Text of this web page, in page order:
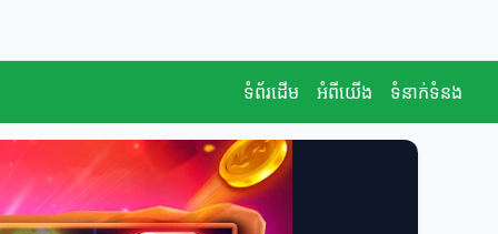
ទំព័រដើម អំពីយើង ទំនាក់ទំនង